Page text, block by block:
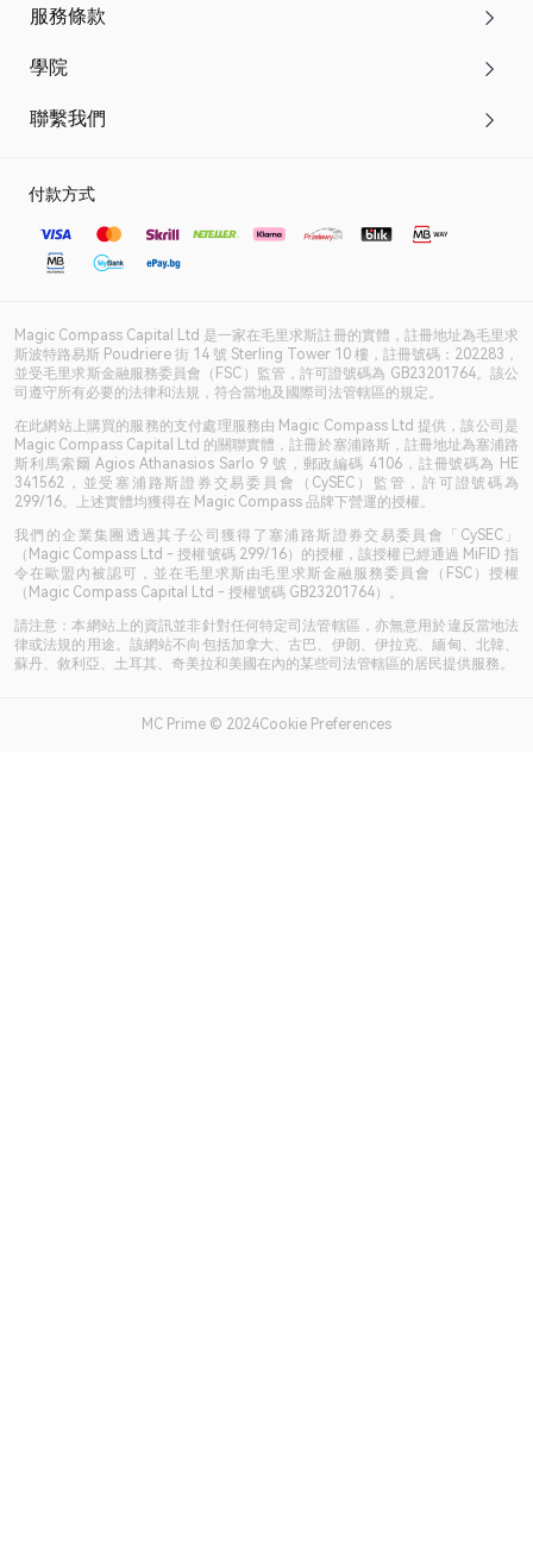
服務條款
學院
聯繫我們
付款方式
Magic Compass Capital Ltd 是一家在毛里求斯註冊的實體，註冊地址為毛里求
斯波特路易斯 Poudriere 街 14 號 Sterling Tower 10 樓，註冊號碼：202283，
並受毛里求斯金融服務委員會（FSC）監管，許可證號碼為 GB23201764。該公
司遵守所有必要的法律和法規，符合當地及國際司法管轄區的規定。
在此網站上購買的服務的支付處理服務由 Magic Compass Ltd 提供，該公司是
Magic Compass Capital Ltd 的關聯實體，註冊於塞浦路斯，註冊地址為塞浦路
斯利馬索爾 Agios Athanasios Sarlo 9 號，郵政編碼 4106，註冊號碼為 HE
341562，並受塞浦路斯證券交易委員會（CySEC）監管，許可證號碼為
299/16。上述實體均獲得在 Magic Compass 品牌下營運的授權。
我們的企業集團透過其子公司獲得了塞浦路斯證券交易委員會「CySEC」
（Magic Compass Ltd - 授權號碼 299/16）的授權，該授權已經通過 MiFID 指
令在歐盟內被認可，並在毛里求斯由毛里求斯金融服務委員會（FSC）授權
（Magic Compass Capital Ltd - 授權號碼 GB23201764）。
請注意：本網站上的資訊並非針對任何特定司法管轄區，亦無意用於違反當地法
律或法規的用途。該網站不向包括加拿大、古巴、伊朗、伊拉克、緬甸、北韓、
蘇丹、敘利亞、土耳其、奇美拉和美國在內的某些司法管轄區的居民提供服務。
MC Prime © 2024Cookie Preferences